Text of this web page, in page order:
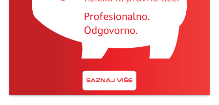
istorija je više puta pokazala da su strpljivi investitori
na kraju često nagrađeni.
Jedan od načina za ublažavanje rizika jeste
diverzifikacija – odnosno raspodjela sredstava na
mješovite i alternativne fondove. Na taj način se
smanjuje zavisnost od jednog tržišta ili sektora, a